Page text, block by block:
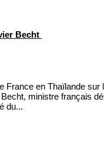
Becht
France en Thaïlande sur
ministre français
du...